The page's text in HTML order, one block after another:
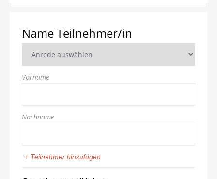
Name Teilnehmer/in
Vorname
Nachname
+ Teilnehmer hinzufügen